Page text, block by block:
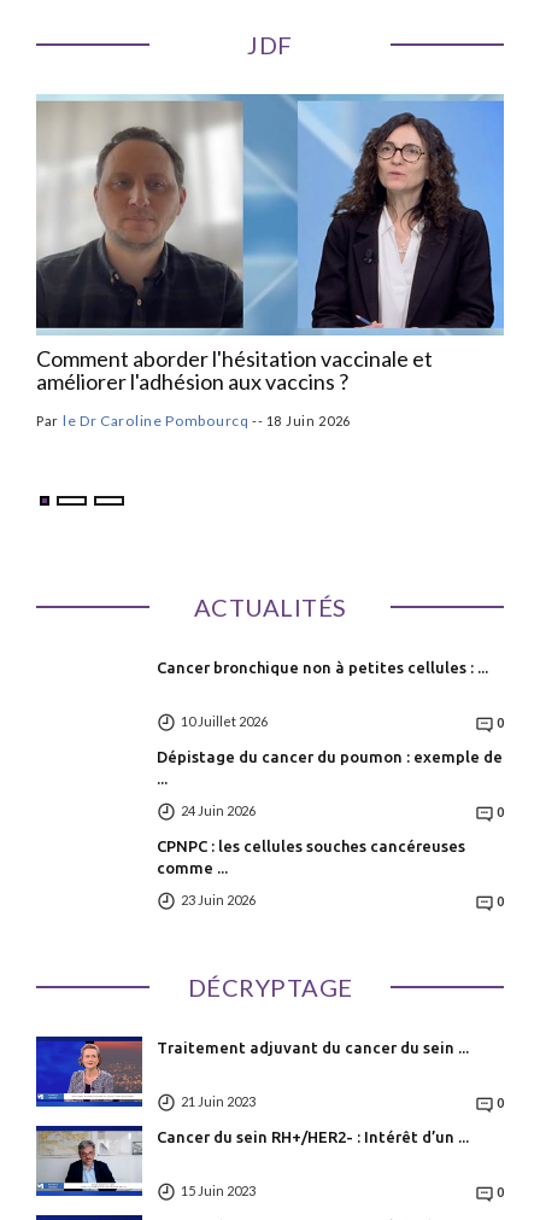
JDF
Comment aborder l'hésitation vaccinale et
améliorer l'adhésion aux vaccins ?
Par le Dr Caroline Pombourcq -- 18 Juin 2026
ACTUALITÉS
Cancer bronchique non à petites cellules : ...
10 Juillet 2026 0
Dépistage du cancer du poumon : exemple de
...
24 Juin 2026 0
CPNPC : les cellules souches cancéreuses
comme ...
23 Juin 2026 0
DÉCRYPTAGE
Traitement adjuvant du cancer du sein ...
21 Juin 2023 0
Cancer du sein RH+/HER2- : Intérêt d’un ...
15 Juin 2023 0